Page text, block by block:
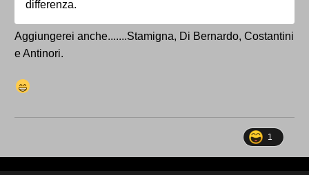
differenza.
Aggiungerei anche.......Stamigna, Di Bernardo, Costantini
e Antinori.
1